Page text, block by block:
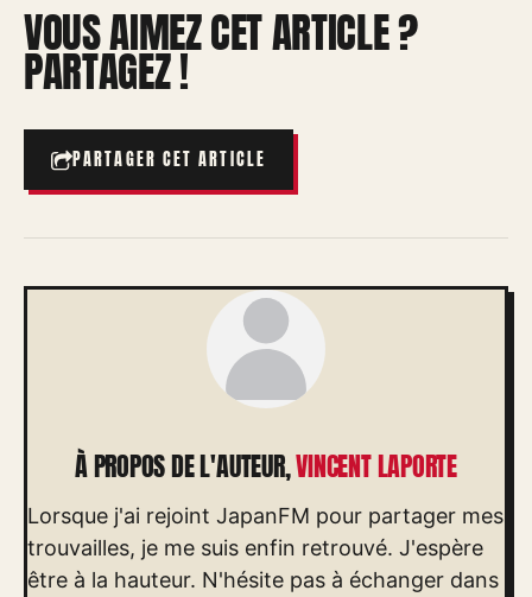
VOUS AIMEZ CET ARTICLE ?
PARTAGEZ !
PARTAGER CET ARTICLE
À PROPOS DE L'AUTEUR,VINCENT LAPORTE
Lorsque j'ai rejoint JapanFM pour partager mes
trouvailles, je me suis enfin retrouvé. J'espère
être à la hauteur. N'hésite pas à échanger dans